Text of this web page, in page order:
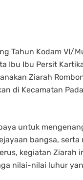
Tahun Kodam VI/
Ibu Ibu Persit
Ziarah
di Kecamatan
untuk
bangsa,
kegiatan Ziarah
nilai-nilai luhur